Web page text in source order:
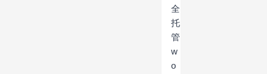
全
托
管
w
o